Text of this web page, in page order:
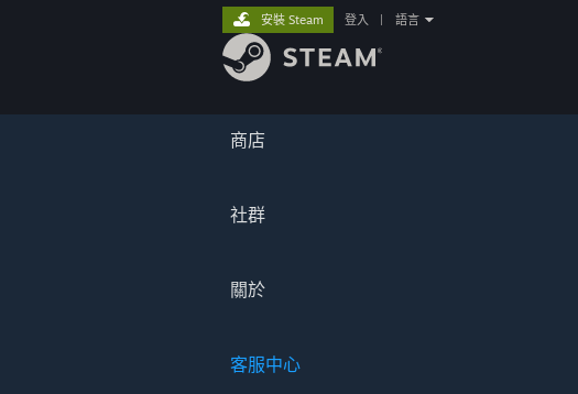
商店
社群
關於
客服中心
安裝 Steam 登入 語言